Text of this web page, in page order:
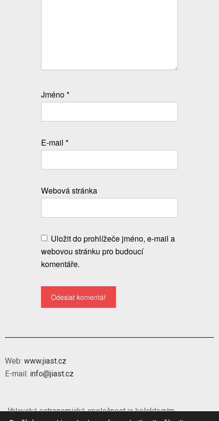
Jméno*
E-mail *
Webová stránka
Uložit do prohlížeče jméno, e-mail a
webovou stránku pro budoucí
komentáře.
Web: www.jiast.cz
E-mail: info@jiast.cz
Jihlavská astronomická společnost je kolektivním